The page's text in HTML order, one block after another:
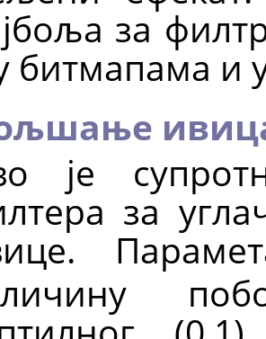
за
битмапама и
је
за